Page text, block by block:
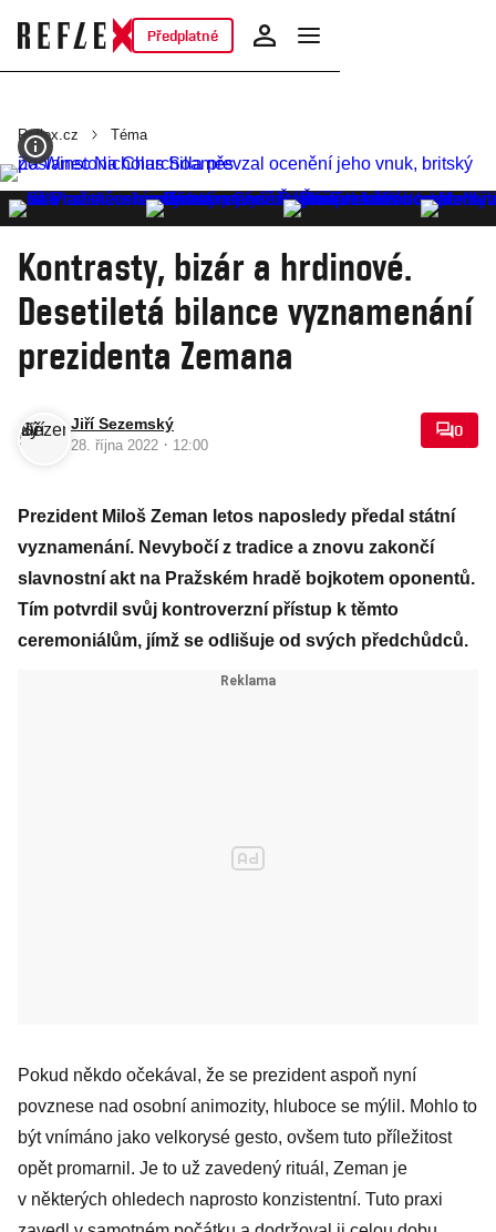
Předplatné
Reflex.cz Téma
Kontrasty, bizár a hrdinové.
Desetiletá bilance vyznamenání
prezidenta Zemana
Jiří Sezemský
28. října 2022 · 12:00
0
Prezident Miloš Zeman letos naposledy předal státní
vyznamenání. Nevybočí z tradice a znovu zakončí
slavnostní akt na Pražském hradě bojkotem oponentů.
Tím potvrdil svůj kontroverzní přístup k těmto
ceremoniálům, jímž se odlišuje od svých předchůdců.
Pokud někdo očekával, že se prezident aspoň nyní
povznese nad osobní animozity, hluboce se mýlil. Mohlo to
být vnímáno jako velkorysé gesto, ovšem tuto příležitost
opět promarnil. Je to už zavedený rituál, Zeman je
v některých ohledech naprosto konzistentní. Tuto praxi